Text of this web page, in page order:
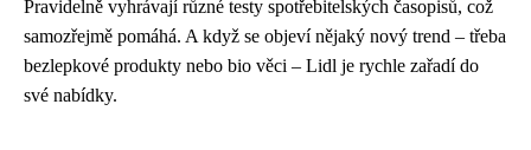
Pravidelně vyhrávají různé testy spotřebitelských časopisů, což
samozřejmě pomáhá. A když se objeví nějaký nový trend – třeba
bezlepkové produkty nebo bio věci – Lidl je rychle zařadí do
své nabídky.